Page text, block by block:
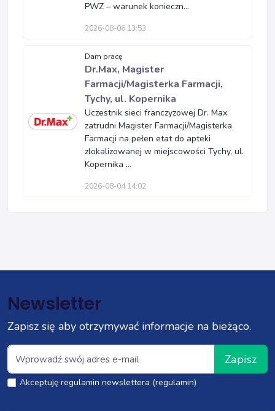
PWZ – warunek konieczn...
2026-08-06 13:53
Dam pracę
Dr.Max, Magister
Farmacji/Magisterka Farmacji,
Tychy, ul. Kopernika
Uczestnik sieci franczyzowej Dr. Max
zatrudni Magister Farmacji/Magisterka
Farmacji na pełen etat do apteki
zlokalizowanej w miejscowości Tychy, ul.
Kopernika ...
2026-08-04 14:02
Newsletter
Zapisz się aby otrzymywać informacje na bieżąco.
Zapisz
Akceptuję regulamin newslettera (regulamin)